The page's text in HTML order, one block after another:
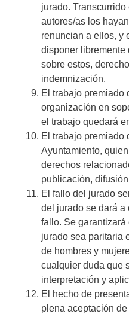
jurado.
autores/as los
renuncian a ellos, y
disponer libremente
sobre estos,
indemnización.
El trabajo premiado
organización en
el trabajo quedará
El trabajo premiado
Ayuntamiento,
derechos
publicación,
El fallo del jurado
del jurado se dará a
fallo. Se
jurado sea paritaria
de hombres y
cualquier duda que
interpretación y
El hecho de
plena aceptación